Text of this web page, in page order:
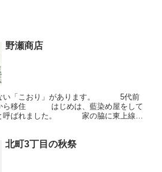
野瀬商店
ない「こおり」があります。 5代前
から移住 はじめは、藍染め屋をして
と呼ばれました。 家の脇に東上線の
北町3丁目の秋祭